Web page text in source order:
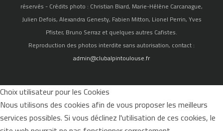
réservés - Crédits photo : Christian Biard, Marie-Hélène Carcanague,
Julien Defois, Alexandra Genesty, Fabien Mitton, Lionel Perrin, Yves
Pfister, Bruno Serraz et quelques autres Cafistes.
Reproduction des photos interdite sans autorisation, contact :
admin@clubalpintoulouse.fr
Choix utilisateur pour les Cookies
Nous utilisons des cookies afin de vous proposer les meilleurs
services possibles. Si vous déclinez l'utilisation de ces cookies, le